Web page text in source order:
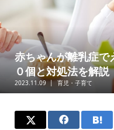
赤ちゃんが離乳症で
０個と対処法を解説
2023.11.09 育児・子育て